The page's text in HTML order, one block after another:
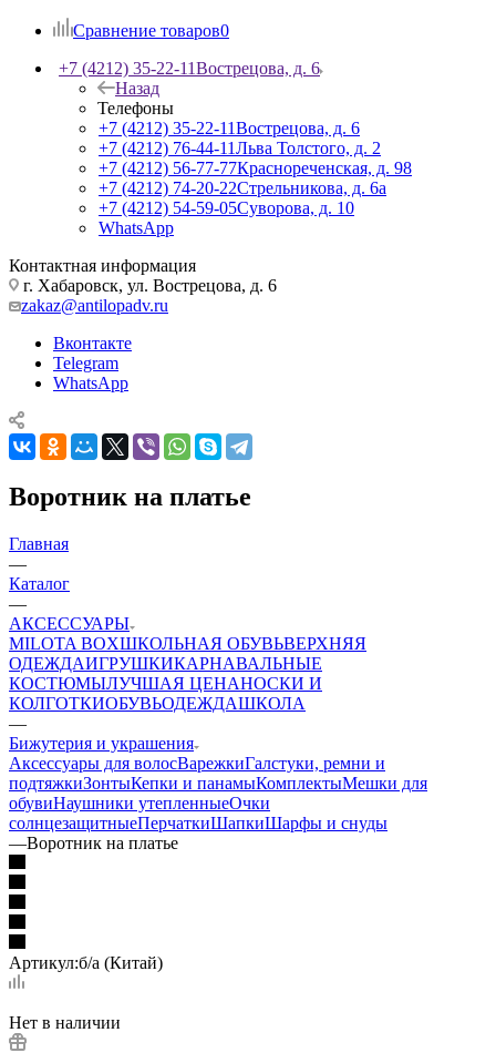
Сравнение товаров0
+7 (4212) 35-22-11Вострецова, д. 6
Назад
Телефоны
+7 (4212) 35-22-11Вострецова, д. 6
+7 (4212) 76-44-11Льва Толстого, д. 2
+7 (4212) 56-77-77Краснореченская, д. 98
+7 (4212) 74-20-22Стрельникова, д. 6а
+7 (4212) 54-59-05Суворова, д. 10
WhatsApp
Контактная информация
г. Хабаровск, ул. Вострецова, д. 6
zakaz@antilopadv.ru
Вконтакте
Telegram
WhatsApp
Воротник на платье
Главная
—
Каталог
—
АКСЕССУАРЫ
MILOTA BOXШКОЛЬНАЯ ОБУВЬВЕРХНЯЯ
ОДЕЖДАИГРУШКИКАРНАВАЛЬНЫЕ
КОСТЮМЫЛУЧШАЯ ЦЕНАНОСКИ И
КОЛГОТКИОБУВЬОДЕЖДАШКОЛА
—
Бижутерия и украшения
Аксессуары для волосВарежкиГалстуки, ремни и
подтяжкиЗонтыКепки и панамыКомплектыМешки для
обувиНаушники утепленныеОчки
солнцезащитныеПерчаткиШапкиШарфы и снуды
—Воротник на платье
Артикул:б/а (Китай)
Нет в наличии